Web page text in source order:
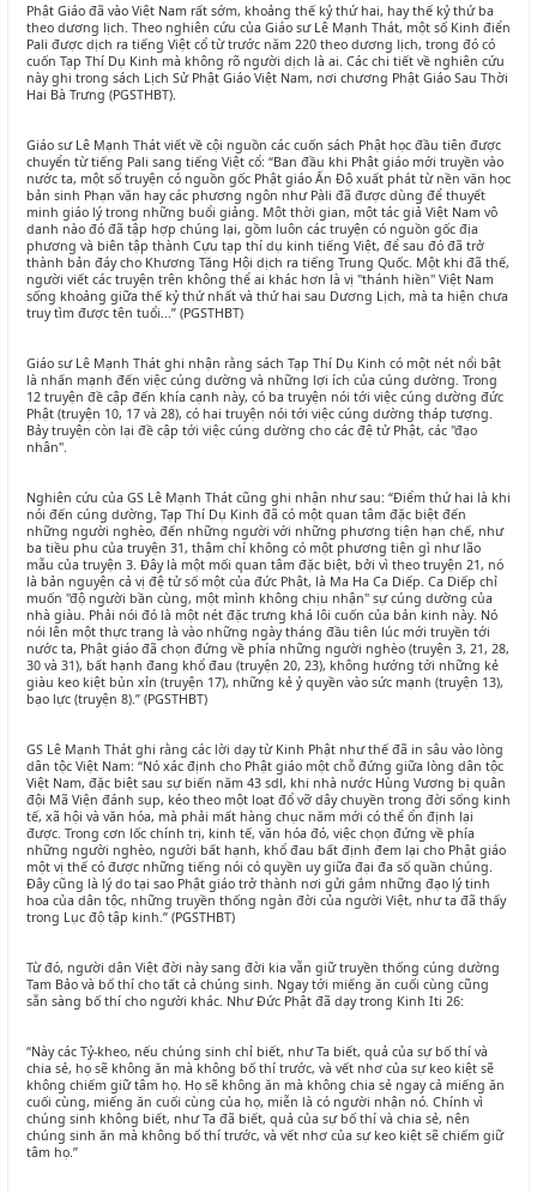
Phật Giáo đã vào Việt Nam rất sớm, khoảng thế kỷ thứ hai, hay thế kỷ thứ ba
theo dương lịch. Theo nghiên cứu của Giáo sư Lê Mạnh Thát, một số Kinh điển
Pali được dịch ra tiếng Việt cổ từ trước năm 220 theo dương lịch, trong đó có
cuốn Tạp Thí Dụ Kinh mà không rõ người dịch là ai. Các chi tiết về nghiên cứu
này ghi trong sách Lịch Sử Phật Giáo Việt Nam, nơi chương Phật Giáo Sau Thời
Hai Bà Trưng (PGSTHBT).
Giáo sư Lê Mạnh Thát viết về cội nguồn các cuốn sách Phật học đầu tiên được
chuyển từ tiếng Pali sang tiếng Việt cổ: “Ban đầu khi Phật giáo mới truyền vào
nước ta, một số truyện có nguồn gốc Phật giáo Ấn Độ xuất phát từ nền văn học
bản sinh Phạn văn hay các phương ngôn như Pàli đã được dùng để thuyết
minh giáo lý trong những buổi giảng. Một thời gian, một tác giả Việt Nam vô
danh nào đó đã tập hợp chúng lại, gồm luôn các truyện có nguồn gốc địa
phương và biên tập thành Cựu tạp thí dụ kinh tiếng Việt, để sau đó đã trở
thành bản đáy cho Khương Tăng Hội dịch ra tiếng Trung Quốc. Một khi đã thế,
người viết các truyện trên không thể ai khác hơn là vị "thánh hiền" Việt Nam
sống khoảng giữa thế kỷ thứ nhất và thứ hai sau Dương Lịch, mà ta hiện chưa
truy tìm được tên tuổi...” (PGSTHBT)
Giáo sư Lê Mạnh Thát ghi nhận rằng sách Tạp Thí Dụ Kinh có một nét nổi bật
là nhấn mạnh đến việc cúng dường và những lợi ích của cúng dường. Trong
12 truyện đề cập đến khía cạnh này, có ba truyện nói tới việc cúng dường đức
Phật (truyện 10, 17 và 28), có hai truyện nói tới việc cúng dường tháp tượng.
Bảy truyện còn lại đề cập tới việc cúng dường cho các đệ tử Phật, các "đạo
nhân".
Nghiên cứu của GS Lê Mạnh Thát cũng ghi nhận như sau: “Điểm thứ hai là khi
nói đến cúng dường, Tạp Thí Dụ Kinh đã có một quan tâm đặc biệt đến
những người nghèo, đến những người với những phương tiện hạn chế, như
ba tiều phu của truyện 31, thậm chí không có một phương tiện gì như lão
mẫu của truyện 3. Đây là một mối quan tâm đặc biệt, bởi vì theo truyện 21, nó
là bản nguyện cả vị đệ tử số một của đức Phật, là Ma Ha Ca Diếp. Ca Diếp chỉ
muốn "độ người bần cùng, một mình không chịu nhận" sự cúng dường của
nhà giàu. Phải nói đó là một nét đặc trưng khá lôi cuốn của bản kinh này. Nó
nói lên một thực trạng là vào những ngày tháng đầu tiên lúc mới truyền tới
nước ta, Phật giáo đã chọn đứng về phía những người nghèo (truyện 3, 21, 28,
30 và 31), bất hạnh đang khổ đau (truyện 20, 23), không hướng tới những kẻ
giàu keo kiệt bủn xỉn (truyện 17), những kẻ ỷ quyền vào sức mạnh (truyện 13),
bạo lực (truyện 8).” (PGSTHBT)
GS Lê Mạnh Thát ghi rằng các lời dạy từ Kinh Phật như thế đã in sâu vào lòng
dân tộc Việt Nam: “Nó xác định cho Phật giáo một chỗ đứng giữa lòng dân tộc
Việt Nam, đặc biệt sau sự biến năm 43 sdl, khi nhà nước Hùng Vương bị quân
đội Mã Viện đánh sụp, kéo theo một loạt đổ vỡ dây chuyền trong đời sống kinh
tế, xã hội và văn hóa, mà phải mất hàng chục năm mới có thể ổn định lại
được. Trong cơn lốc chính trị, kinh tế, văn hóa đó, việc chọn đứng về phía
những người nghèo, người bất hạnh, khổ đau bất định đem lại cho Phật giáo
một vị thế có được những tiếng nói có quyền uy giữa đại đa số quần chúng.
Đây cũng là lý do tại sao Phật giáo trở thành nơi gửi gắm những đạo lý tinh
hoa của dân tộc, những truyền thống ngàn đời của người Việt, như ta đã thấy
trong Lục độ tập kinh.” (PGSTHBT)
Từ đó, người dân Việt đời này sang đời kia vẫn giữ truyền thống cúng dường
Tam Bảo và bố thí cho tất cả chúng sinh. Ngay tới miếng ăn cuối cùng cũng
sẵn sàng bố thí cho người khác. Như Đức Phật đã dạy trong Kinh Iti 26:
“Này các Tỷ-kheo, nếu chúng sinh chỉ biết, như Ta biết, quả của sự bố thí và
chia sẻ, họ sẽ không ăn mà không bố thí trước, và vết nhơ của sự keo kiệt sẽ
không chiếm giữ tâm họ. Họ sẽ không ăn mà không chia sẻ ngay cả miếng ăn
cuối cùng, miếng ăn cuối cùng của họ, miễn là có người nhận nó. Chính vì
chúng sinh không biết, như Ta đã biết, quả của sự bố thí và chia sẻ, nên
chúng sinh ăn mà không bố thí trước, và vết nhơ của sự keo kiệt sẽ chiếm giữ
tâm họ.”